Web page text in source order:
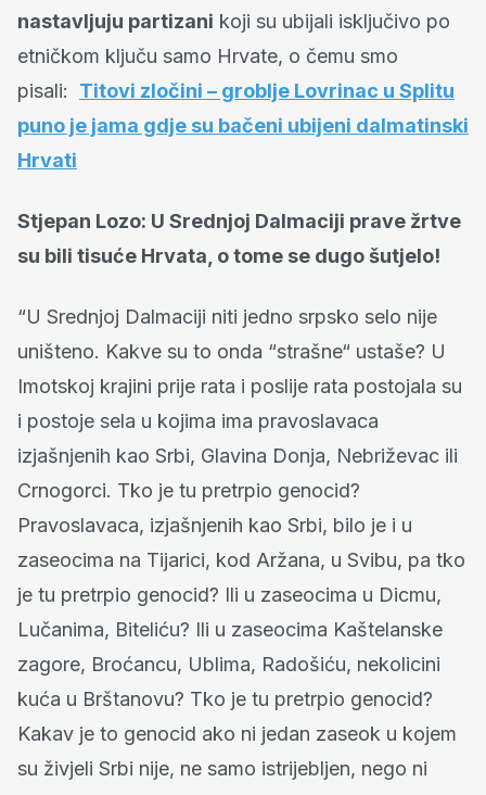
nastavljuju partizani koji su ubijali isključivo po
etničkom ključu samo Hrvate, o čemu smo
pisali: Titovi zločini – groblje Lovrinac u Splitu
puno je jama gdje su bačeni ubijeni dalmatinski
Hrvati
Stjepan Lozo: U Srednjoj Dalmaciji prave žrtve
su bili tisuće Hrvata, o tome se dugo šutjelo!
“U Srednjoj Dalmaciji niti jedno srpsko selo nije
uništeno. Kakve su to onda “strašne“ ustaše? U
Imotskoj krajini prije rata i poslije rata postojala su
i postoje sela u kojima ima pravoslavaca
izjašnjenih kao Srbi, Glavina Donja, Nebriževac ili
Crnogorci. Tko je tu pretrpio genocid?
Pravoslavaca, izjašnjenih kao Srbi, bilo je i u
zaseocima na Tijarici, kod Aržana, u Svibu, pa tko
je tu pretrpio genocid? Ili u zaseocima u Dicmu,
Lučanima, Biteliću? Ili u zaseocima Kaštelanske
zagore, Broćancu, Ublima, Radošiću, nekolicini
kuća u Brštanovu? Tko je tu pretrpio genocid?
Kakav je to genocid ako ni jedan zaseok u kojem
su živjeli Srbi nije, ne samo istrijebljen, nego ni